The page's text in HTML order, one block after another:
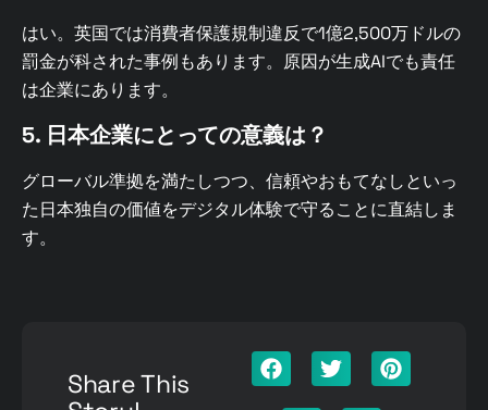
はい。英国では消費者保護規制違反で1億2,500万ドルの
罰金が科された事例もあります。原因が生成AIでも責任
は企業にあります。
5. 日本企業にとっての意義は？
グローバル準拠を満たしつつ、信頼やおもてなしといっ
た日本独自の価値をデジタル体験で守ることに直結しま
す。
Share This